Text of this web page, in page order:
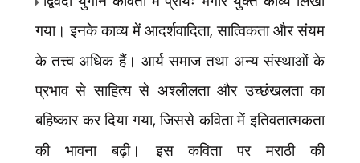
गया। इनके काव्य में आदर्शवादिता,सात्विकता और संयम
के तत्त्व अधिक हैं। आर्य समाज तथा अन्य संस्थाओं के
प्रभाव से साहित्य से अश्लीलता और उच्छंखलता का
बहिष्कार कर दिया गया,जिससे कविता में इतिवतात्मकता
की भावना बढ़ी। इस कविता पर मराठी की